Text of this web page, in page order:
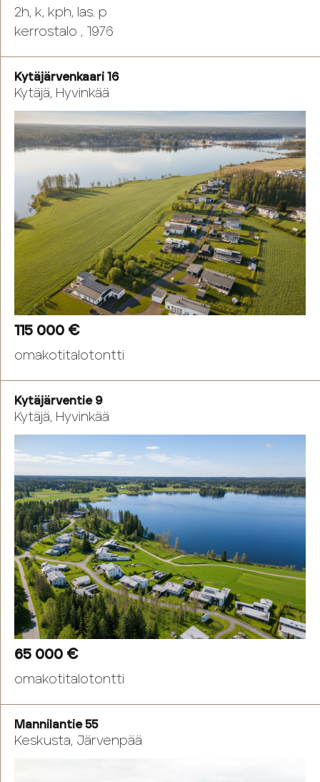
2h, k, kph, las. p
kerrostalo , 1976
Kytäjärvenkaari 16
Kytäjä, Hyvinkää
115 000 €
omakotitalotontti
Kytäjärventie 9
Kytäjä, Hyvinkää
65 000 €
omakotitalotontti
Mannilantie 55
Keskusta, Järvenpää